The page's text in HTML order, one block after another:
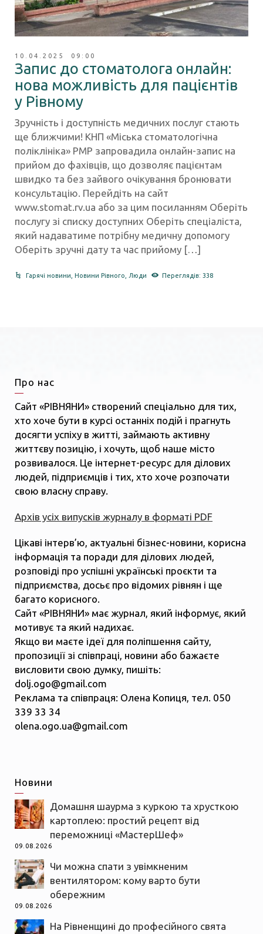
10.04.2025 09:00
Запис до стоматолога онлайн:
нова можливість для пацієнтів
у Рівному
Зручність і доступність медичних послуг стають
ще ближчими! КНП «Міська стоматологічна
поліклініка» РМР запровадила онлайн-запис на
прийом до фахівців, що дозволяє пацієнтам
швидко та без зайвого очікування бронювати
консультацію. Перейдіть на сайт
www.stomat.rv.ua або за цим посиланням Оберіть
послугу зі списку доступних Оберіть спеціаліста,
який надаватиме потрібну медичну допомогу
Оберіть зручні дату та час прийому […]
Гарячі новини, Новини Рівного,Люди Переглядів: 338
Про нас
Сайт «РІВНЯНИ» створений спеціально для тих,
хто хоче бути в курсі останніх подій і прагнуть
досягти успіху в житті, займають активну
життєву позицію, і хочуть, щоб наше місто
розвивалося. Це інтернет-ресурс для ділових
людей, підприємців і тих, хто хоче розпочати
свою власну справу.
Архів усіх випусків журналу в форматі PDF
Цікаві інтерв’ю, актуальні бізнес-новини, корисна
інформація та поради для ділових людей,
розповіді про успішні українські проєкти та
підприємства, досьє про відомих рівнян і ще
багато корисного.
Сайт «РІВНЯНИ» має журнал, який інформує, який
мотивує та який надихає.
Якщо ви маєте ідеї для поліпшення сайту,
пропозиції зі співпраці, новини або бажаєте
висловити свою думку, пишіть:
dolj.ogo@gmail.com
Реклама та співпраця: Олена Копиця, тел. 050
339 33 34
olena.ogo.ua@gmail.com
Новини
Домашня шаурма з куркою та хрусткою
картоплею: простий рецепт від
переможниці «МастерШеф»
09.08.2026
Чи можна спати з увімкненим
вентилятором: кому варто бути
обережним
09.08.2026
На Рівненщині до професійного свята